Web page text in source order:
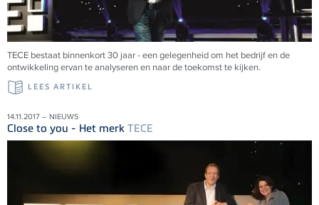
TECE bestaat binnenkort 30 jaar - een gelegenheid om het bedrijf en de
ontwikkeling ervan te analyseren en naar de toekomst te kijken.
LEES ARTIKEL
14.11.2017 – NIEUWS
Close to you - Het merk TECE